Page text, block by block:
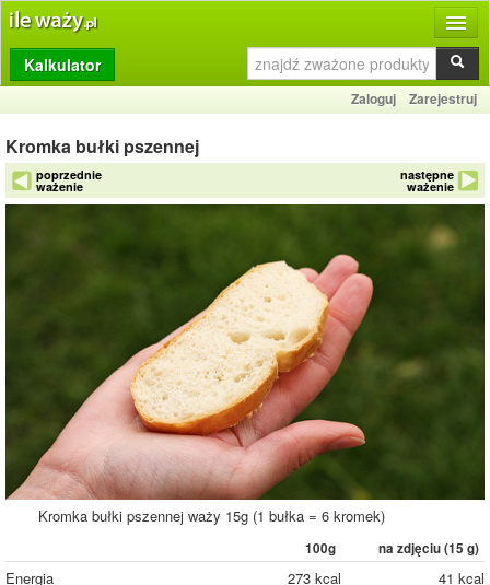
Produkty
Dziennik
Przelicznik
Porównywarka
O stronie
Kalkulator
Zaloguj Zarejestruj
Kromka bułki pszennej
poprzednie
ważenie
następne
ważenie
Kromka bułki pszennej waży 15g (1 bułka = 6 kromek)
100g na zdjęciu (15 g)
Energia 273 kcal
41 kcal